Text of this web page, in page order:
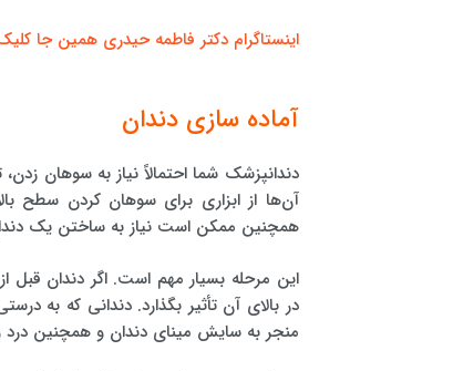
اینستاگرام دکتر فاطمه حیدری همین جا
آماده سازی دندان
دندانپزشک شما احتمالاً نیاز به سوهان
آن‌ها از ابزاری برای سوهان کردن سطح
همچنین ممکن است نیاز به ساختن یک
این مرحله بسیار مهم است. اگر دندان
در بالای آن تأثیر بگذارد. دندانی که به
منجر به سایش مینای دندان و همچنین